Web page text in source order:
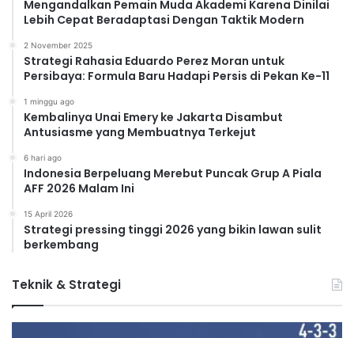
Mengandalkan Pemain Muda Akademi Karena Dinilai
Lebih Cepat Beradaptasi Dengan Taktik Modern
2 November 2025
Strategi Rahasia Eduardo Perez Moran untuk
Persibaya: Formula Baru Hadapi Persis di Pekan Ke-11
1 minggu ago
Kembalinya Unai Emery ke Jakarta Disambut
Antusiasme yang Membuatnya Terkejut
6 hari ago
Indonesia Berpeluang Merebut Puncak Grup A Piala
AFF 2026 Malam Ini
15 April 2026
Strategi pressing tinggi 2026 yang bikin lawan sulit
berkembang
Teknik & Strategi